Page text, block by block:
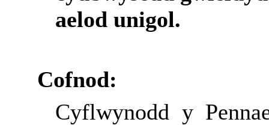
aelod unigol.
Cofnod:
Cyflwynodd y